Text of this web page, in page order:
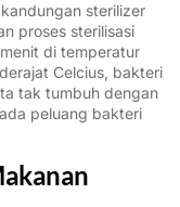
sterilizer
proses sterilisasi
di temperatur
Celcius, bakteri
tak tumbuh dengan
peluang bakteri